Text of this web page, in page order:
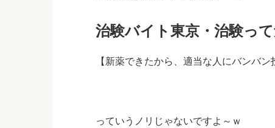
治験バイト東京・治験っ
【新薬できたから、適当な人にバンバン
っていうノリじゃないですよ～ｗ